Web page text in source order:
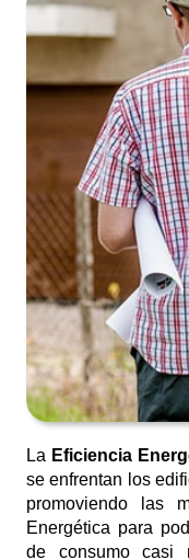
La Eficiencia
se enfrentan los
promoviendo las
Energética para
de consumo casi